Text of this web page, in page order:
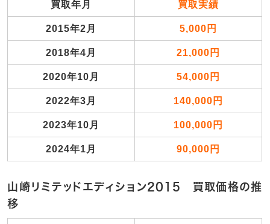
買取年月 買取実績
2015年2月 5,000円
2018年4月 21,000円
2020年10月 54,000円
2022年3月 140,000円
2023年10月 100,000円
2024年1月 90,000円
山崎リミテッドエディション2015 買取価格の推
移